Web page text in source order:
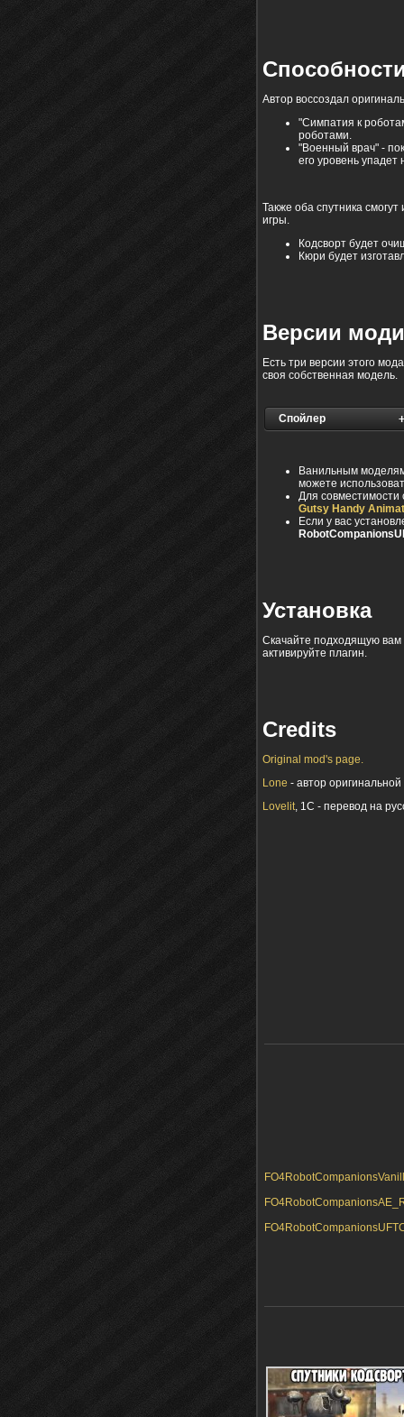
Автор воссоздал
"Симпатия к
роботами.
"Военный врач" -
его уровень упадет
Также оба спутника
игры.
Кодсворт будет
Кюри будет
Версии
Есть три версии этого
своя собственная модель.
Спойлер
Ванильным
можете
Для совместимости
Gutsy Handy
Если у вас
Установка
Скачайте подходящую
активируйте плагин.
Credits
Original mod's page.
Lone - автор
Lovelit, 1C - перевод на